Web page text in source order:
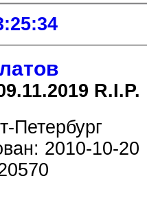
R.I.P.
Петербург
2010-10-20